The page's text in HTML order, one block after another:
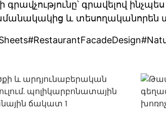
գրավելով
և տեսողականորեն